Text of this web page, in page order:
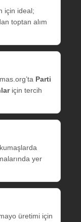
için ideal;
toptan alım
Parti
için tercih
yer
üretimi için